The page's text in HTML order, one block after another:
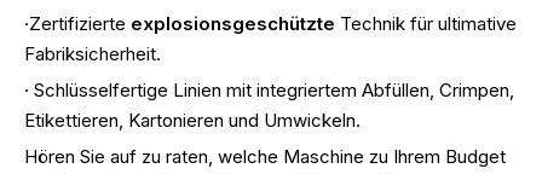
·Zertifizierte explosionsgeschützte Technik für ultimative
Fabriksicherheit.
· Schlüsselfertige Linien mit integriertem Abfüllen, Crimpen,
Etikettieren, Kartonieren und Umwickeln.
Hören Sie auf zu raten, welche Maschine zu Ihrem Budget